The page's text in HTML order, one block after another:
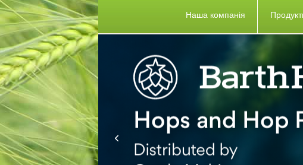
Наша компанія